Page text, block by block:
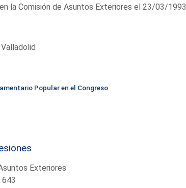
la Comisión de Asuntos Exteriores el 23/03/1993
Popular en el Congreso
Exteriores
643